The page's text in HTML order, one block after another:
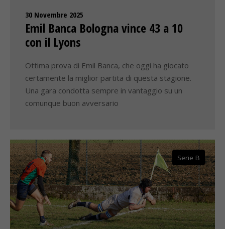
30 Novembre 2025
Emil Banca Bologna vince 43 a 10
con il Lyons
Ottima prova di Emil Banca, che oggi ha giocato
certamente la miglior partita di questa stagione.
Una gara condotta sempre in vantaggio su un
comunque buon avversario
Serie B